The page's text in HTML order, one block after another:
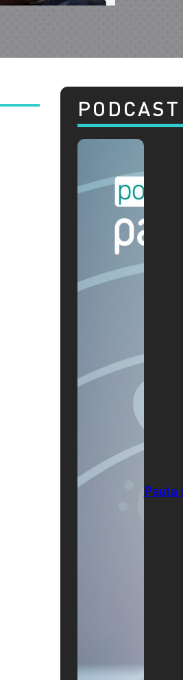
PODCAST
Pauta